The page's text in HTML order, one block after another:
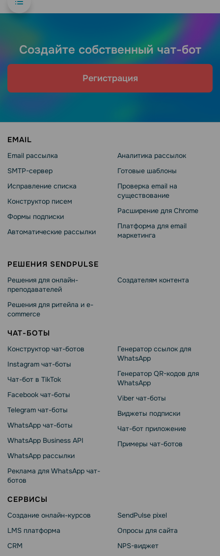
Создайте собственный чат-бот
Регистрация
EMAIL
Email рассылка
SMTP-сервер
Исправление списка
Конструктор писем
Формы подписки
Автоматические рассылки
Аналитика рассылок
Готовые шаблоны
Проверка email на
существование
Расширение для Chrome
Платформа для email
маркетинга
РЕШЕНИЯ SENDPULSE
Решения для онлайн-
преподавателей
Решения для ритейла и e-
commerce
Создателям контента
ЧАТ-БОТЫ
Конструктор чат-ботов
Instagram чат-боты
Чат-бот в TikTok
Facebook чат-боты
Telegram чат-боты
WhatsApp чат-боты
WhatsApp Business API
WhatsApp рассылки
Реклама для WhatsApp чат-
ботов
Генератор ссылок для
WhatsApp
Генератор QR-кодов для
WhatsApp
Viber чат-боты
Виджеты подписки
Чат-бот приложение
Примеры чат-ботов
СЕРВИСЫ
Создание онлайн-курсов
LMS платформа
CRM
SendPulse pixel
Опросы для сайта
NPS-виджет